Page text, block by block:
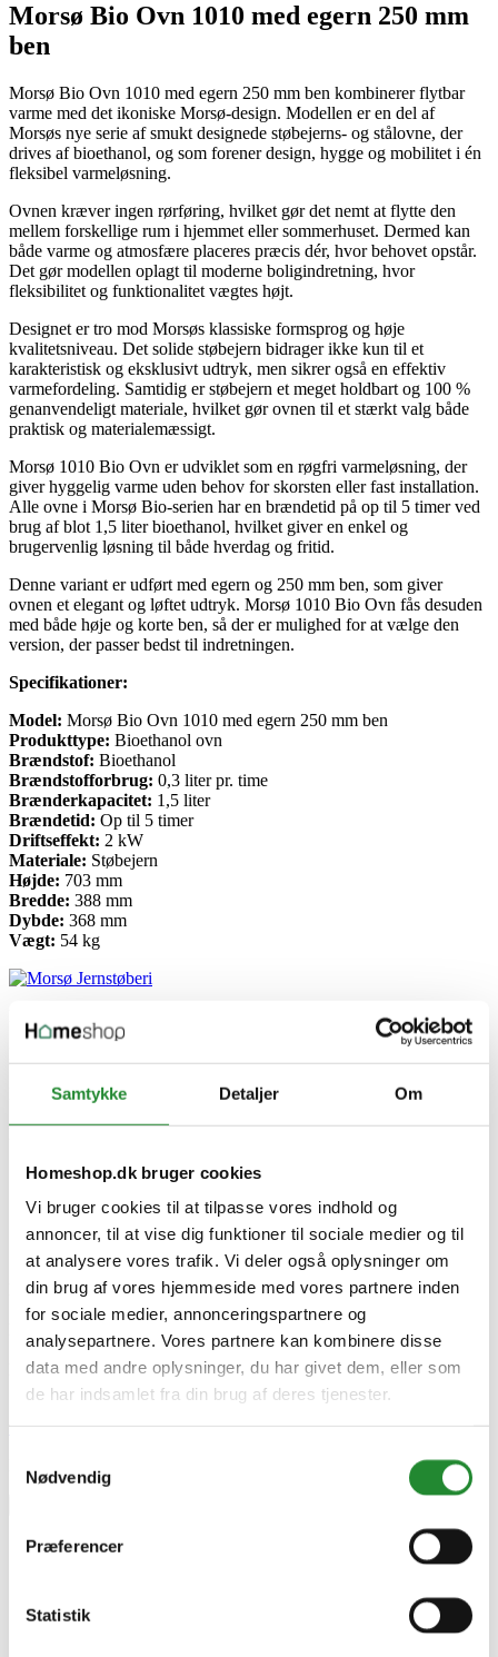
Samtykke Detaljer Om
Homeshop.dk bruger cookies
Vi bruger cookies til at tilpasse vores indhold og
annoncer, til at vise dig funktioner til sociale medier og til
at analysere vores trafik. Vi deler også oplysninger om
din brug af vores hjemmeside med vores partnere inden
for sociale medier, annonceringspartnere og
analysepartnere. Vores partnere kan kombinere disse
data med andre oplysninger, du har givet dem, eller som
de har indsamlet fra din brug af deres tjenester.
Nødvendig
Præferencer
Statistik
Morsø Bio Ovn 1010 med egern 250 mm
ben
Morsø Bio Ovn 1010 med egern 250 mm ben kombinerer flytbar
varme med det ikoniske Morsø-design. Modellen er en del af
Morsøs nye serie af smukt designede støbejerns- og stålovne, der
drives af bioethanol, og som forener design, hygge og mobilitet i én
fleksibel varmeløsning.
Ovnen kræver ingen rørføring, hvilket gør det nemt at flytte den
mellem forskellige rum i hjemmet eller sommerhuset. Dermed kan
både varme og atmosfære placeres præcis dér, hvor behovet opstår.
Det gør modellen oplagt til moderne boligindretning, hvor
fleksibilitet og funktionalitet vægtes højt.
Designet er tro mod Morsøs klassiske formsprog og høje
kvalitetsniveau. Det solide støbejern bidrager ikke kun til et
karakteristisk og eksklusivt udtryk, men sikrer også en effektiv
varmefordeling. Samtidig er støbejern et meget holdbart og 100 %
genanvendeligt materiale, hvilket gør ovnen til et stærkt valg både
praktisk og materialemæssigt.
Morsø 1010 Bio Ovn er udviklet som en røgfri varmeløsning, der
giver hyggelig varme uden behov for skorsten eller fast installation.
Alle ovne i Morsø Bio-serien har en brændetid på op til 5 timer ved
brug af blot 1,5 liter bioethanol, hvilket giver en enkel og
brugervenlig løsning til både hverdag og fritid.
Denne variant er udført med egern og 250 mm ben, som giver
ovnen et elegant og løftet udtryk. Morsø 1010 Bio Ovn fås desuden
med både høje og korte ben, så der er mulighed for at vælge den
version, der passer bedst til indretningen.
Specifikationer:
Model: Morsø Bio Ovn 1010 med egern 250 mm ben
Produkttype: Bioethanol ovn
Brændstof: Bioethanol
Brændstofforbrug: 0,3 liter pr. time
Brænderkapacitet: 1,5 liter
Brændetid: Op til 5 timer
Driftseffekt: 2 kW
Materiale: Støbejern
Højde: 703 mm
Bredde: 388 mm
Dybde: 368 mm
Vægt: 54 kg
Model
Furvej 6, 7900 Nykøbing Mors
https://morsoe.com
Specifikke referencer
Lev. varenr.
64908007
5708722369706
EAN-13
5708722369706
Skriv produktanmeldelse